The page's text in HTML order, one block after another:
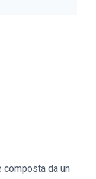
composta da un